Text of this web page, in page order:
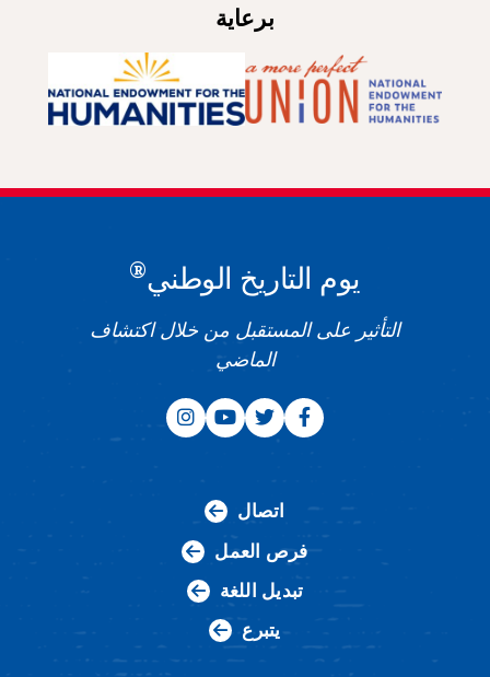
برعاية
يوم التاريخ الوطني®
التأثير على المستقبل من خلال اكتشاف
الماضي
اتصال
فرص العمل
تبديل اللغة
يتبرع